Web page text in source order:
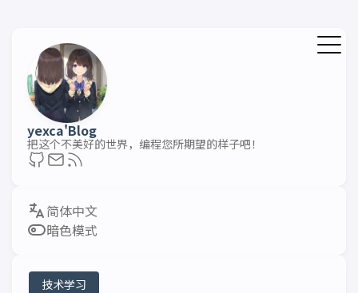
yexca'Blog
把这个不美好的世界，编程您所期望的样子吧！
暗色模式
技术学习